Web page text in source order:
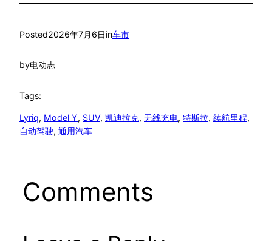
Posted2026年7月6日in车市
by电动志
Tags:
Lyriq, Model Y, SUV, 凯迪拉克, 无线充电, 特斯拉, 续航里程
自动驾驶, 通用汽车
Comments